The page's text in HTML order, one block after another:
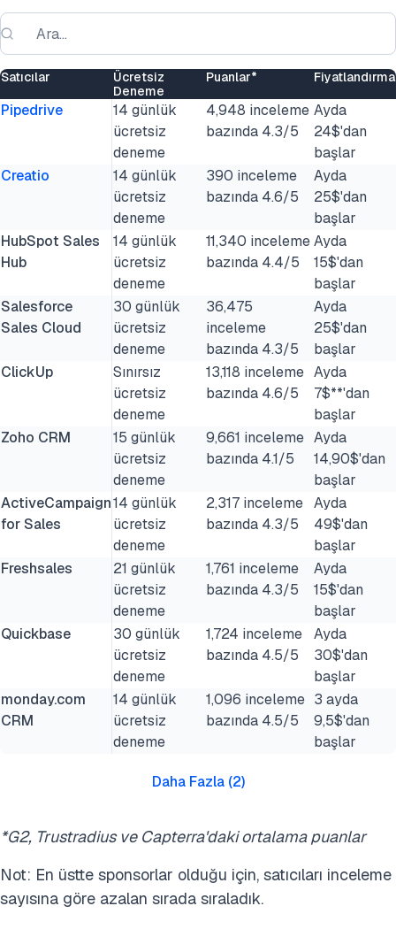
Satıcılar
Ücretsiz
Deneme
Puanlar* Fiyatlandırma
Pipedrive
14 günlük
ücretsiz
deneme
4,948 inceleme
bazında 4.3/5
Ayda
24$'dan
başlar
Creatio
14 günlük
ücretsiz
deneme
390 inceleme
bazında 4.6/5
Ayda
25$'dan
başlar
HubSpot Sales
Hub
14 günlük
ücretsiz
deneme
11,340 inceleme
bazında 4.4/5
Ayda
15$'dan
başlar
Salesforce
Sales Cloud
30 günlük
ücretsiz
deneme
36,475
inceleme
bazında 4.3/5
Ayda
25$'dan
başlar
ClickUp
Sınırsız
ücretsiz
deneme
13,118 inceleme
bazında 4.6/5
Ayda
7$**'dan
başlar
Zoho CRM
15 günlük
ücretsiz
deneme
9,661 inceleme
bazında 4.1/5
Ayda
14,90$'dan
başlar
ActiveCampaign
for Sales
14 günlük
ücretsiz
deneme
2,317 inceleme
bazında 4.3/5
Ayda
49$'dan
başlar
Freshsales
21 günlük
ücretsiz
deneme
1,761 inceleme
bazında 4.3/5
Ayda
15$'dan
başlar
Quickbase
30 günlük
ücretsiz
deneme
1,724 inceleme
bazında 4.5/5
Ayda
30$'dan
başlar
monday.com
CRM
14 günlük
ücretsiz
deneme
1,096 inceleme
bazında 4.5/5
3 ayda
9,5$'dan
başlar
Daha Fazla(2)
*G2, Trustradius ve Capterra'daki ortalama puanlar
Not: En üstte sponsorlar olduğu için, satıcıları inceleme
sayısına göre azalan sırada sıraladık.